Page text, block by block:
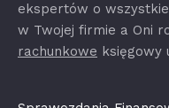
ekspertów o
w Twojej firmie a Oni
rachunkowe księgowy